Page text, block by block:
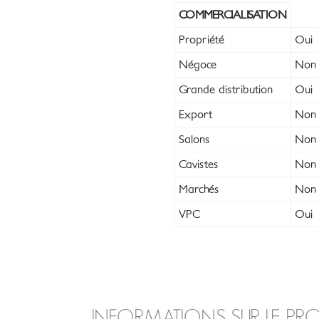
COMMERCIALISATION
Propriété Oui
Négoce Non
Grande distribution Oui
Export Non
Salons Non
Cavistes Non
Marchés Non
VPC Oui